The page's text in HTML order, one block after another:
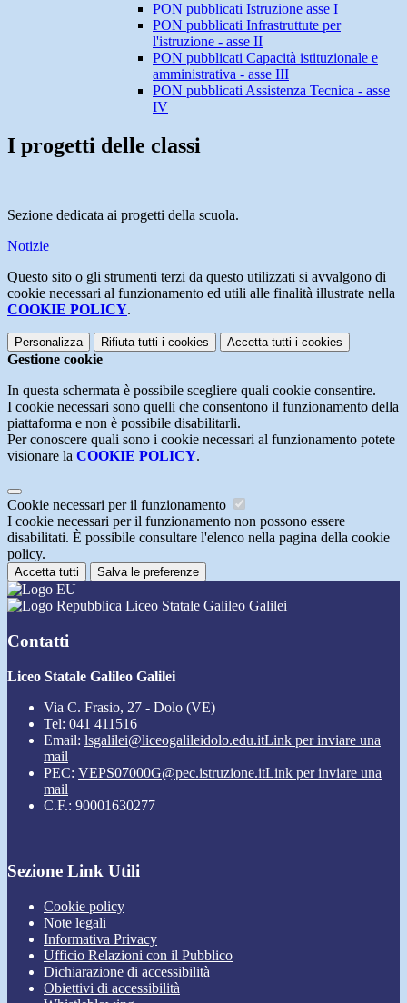
PON pubblicati Istruzione asse I
PON pubblicati Infrastruttute per
l'istruzione - asse II
PON pubblicati Capacità istituzionale e
amministrativa - asse III
PON pubblicati Assistenza Tecnica - asse
IV
I progetti delle classi
Sezione dedicata ai progetti della scuola.
Notizie
Questo sito o gli strumenti terzi da questo utilizzati si avvalgono di
cookie necessari al funzionamento ed utili alle finalità illustrate nella
COOKIE POLICY.
Personalizza Rifiuta tutti i cookies Accetta tutti i cookies
Gestione cookie
In questa schermata è possibile scegliere quali cookie consentire.
I cookie necessari sono quelli che consentono il funzionamento della
piattaforma e non è possibile disabilitarli.
Per conoscere quali sono i cookie necessari al funzionamento potete
visionare la COOKIE POLICY.
Cookie necessari per il funzionamento
I cookie necessari per il funzionamento non possono essere
disabilitati. È possibile consultare l'elenco nella pagina della cookie
policy.
Accetta tutti Salva le preferenze
Liceo Statale Galileo Galilei
Contatti
Liceo Statale Galileo Galilei
Via C. Frasio, 27 - Dolo (VE)
Tel: 041 411516
Email: lsgalilei@liceogalileidolo.edu.itLink per inviare una
mail
PEC: VEPS07000G@pec.istruzione.itLink per inviare una
mail
C.F.: 90001630277
Sezione Link Utili
Cookie policy
Note legali
Informativa Privacy
Ufficio Relazioni con il Pubblico
Dichiarazione di accessibilità
Obiettivi di accessibilità